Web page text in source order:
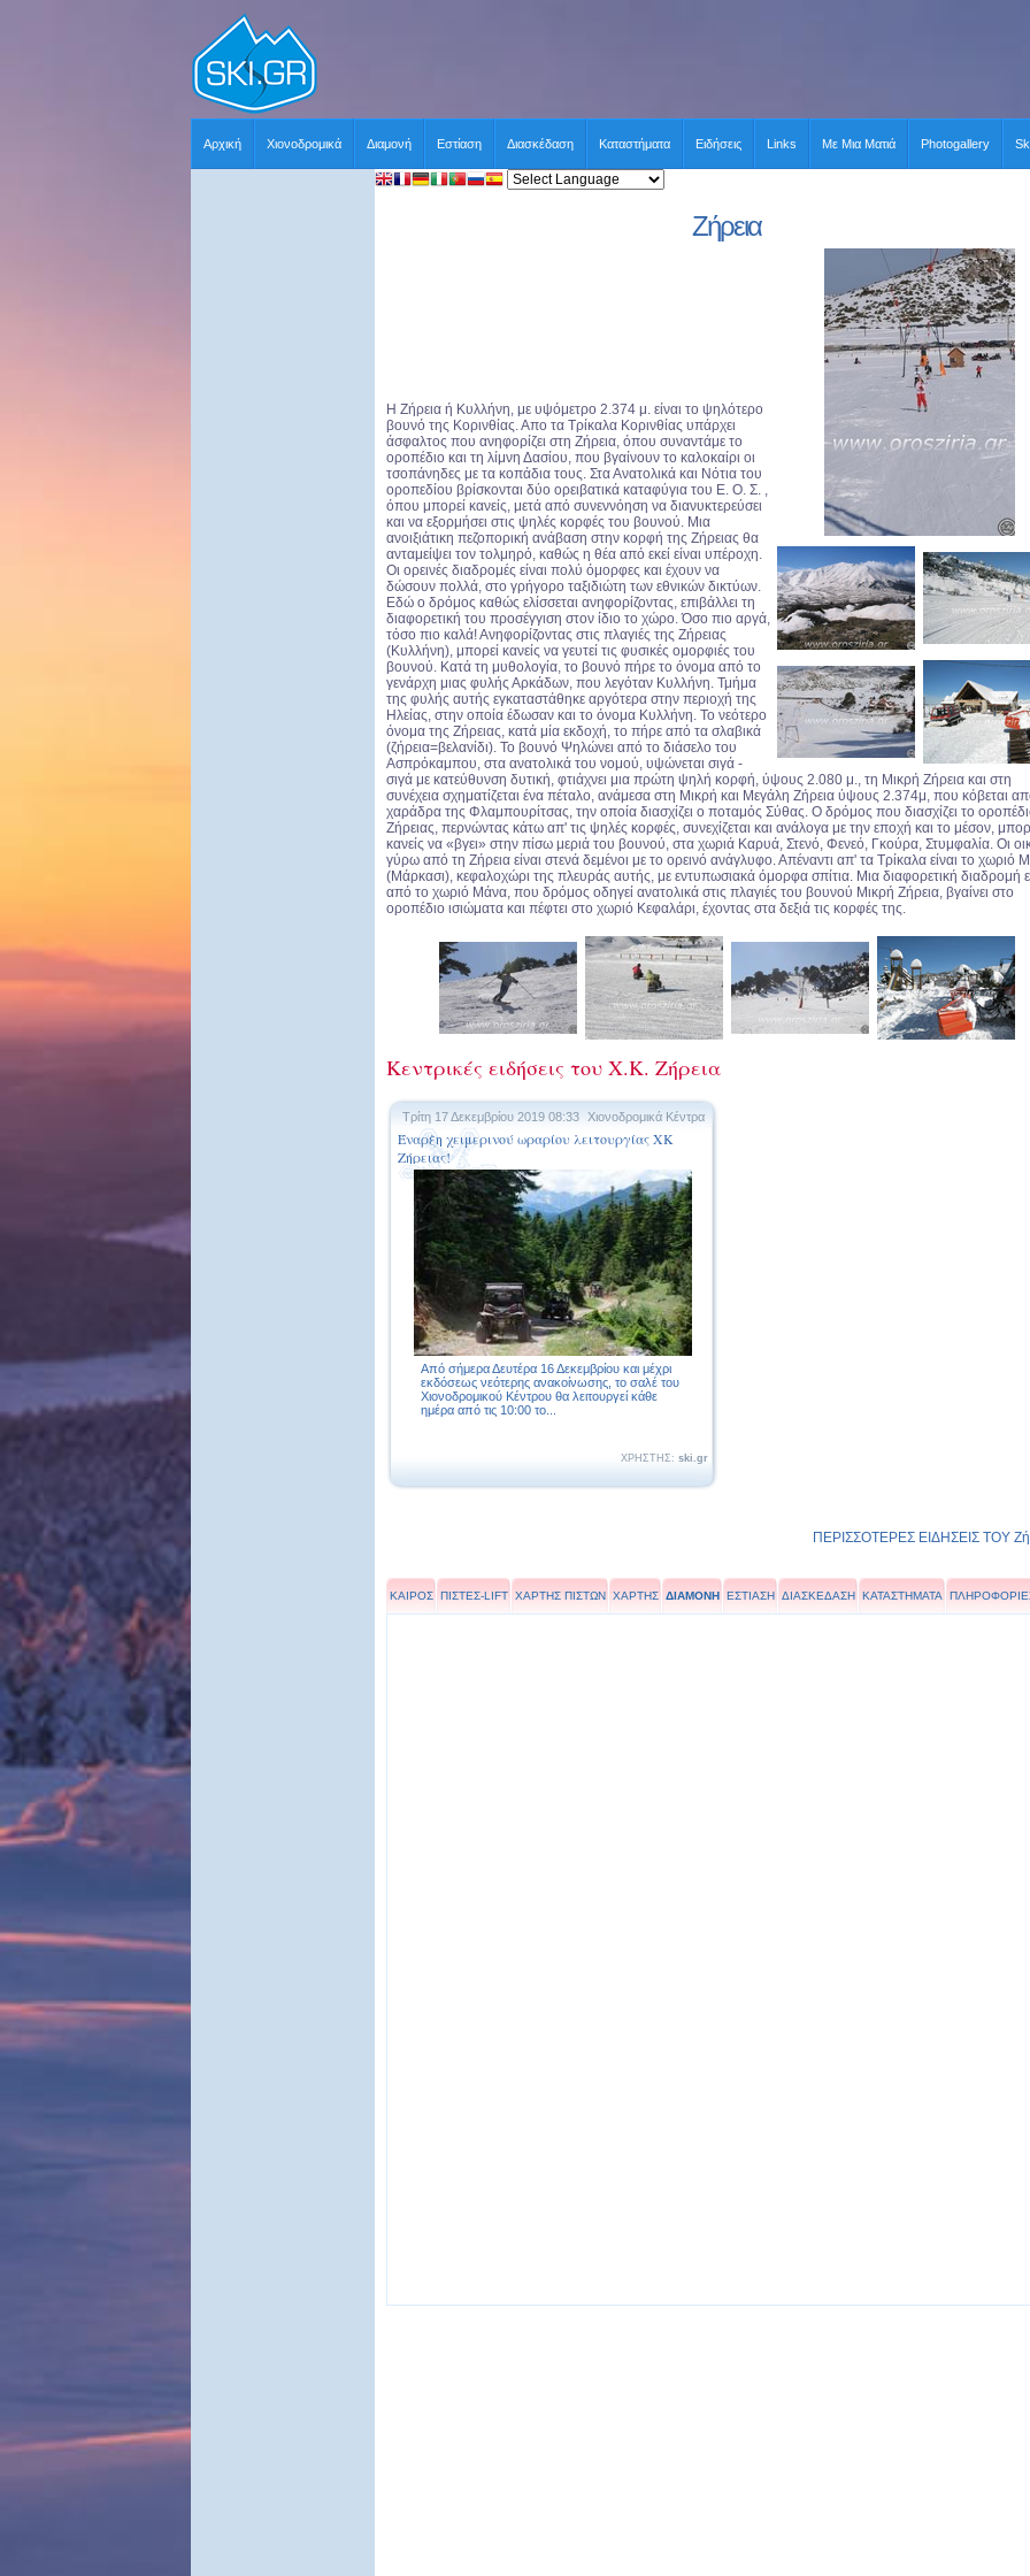
Αρχική Χιονοδρομικά Διαμονή Εστίαση Διασκέδαση Καταστήματα Ειδήσεις Links Με Μια Ματιά Photogallery
Ζήρεια
Η Ζήρεια ή Κυλλήνη, με υψόμετρο 2.374 μ. είναι το ψηλότερο
βουνό της Κορινθίας. Απο τα Τρίκαλα Κορινθίας υπάρχει
άσφαλτος που ανηφορίζει στη Ζήρεια, όπου συναντάμε το
οροπέδιο και τη λίμνη Δασίου, που βγαίνουν το καλοκαίρι οι
τσοπάνηδες με τα κοπάδια τους. Στα Ανατολικά και Νότια του
οροπεδίου βρίσκονται δύο ορειβατικά καταφύγια του Ε. Ο. Σ. ,
όπου μπορεί κανείς, μετά από συνεννόηση να διανυκτερεύσει
και να εξορμήσει στις ψηλές κορφές του βουνού. Μια
ανοιξιάτικη πεζοπορική ανάβαση στην κορφή της Ζήρειας θα
ανταμείψει τον τολμηρό, καθώς η θέα από εκεί είναι υπέροχη.
Οι ορεινές διαδρομές είναι πολύ όμορφες και έχουν να
δώσουν πολλά, στο γρήγορο ταξιδιώτη των εθνικών δικτύων.
Εδώ ο δρόμος καθώς ελίσσεται ανηφορίζοντας, επιβάλλει τη
διαφορετική του προσέγγιση στον ίδιο το χώρο. Όσο πιο αργά,
τόσο πιο καλά! Ανηφορίζοντας στις πλαγιές της Ζήρειας
(Κυλλήνη), μπορεί κανείς να γευτεί τις φυσικές ομορφιές του
βουνού. Κατά τη μυθολογία, το βουνό πήρε το όνομα από το
γενάρχη μιας φυλής Αρκάδων, που λεγόταν Κυλλήνη. Τμήμα
της φυλής αυτής εγκαταστάθηκε αργότερα στην περιοχή της
Ηλείας, στην οποία έδωσαν και το όνομα Κυλλήνη. Το νεότερο
όνομα της Ζήρειας, κατά μία εκδοχή, το πήρε από τα σλαβικά
(ζήρεια=βελανίδι). Το βουνό Ψηλώνει από το διάσελο του
Ασπρόκαμπου, στα ανατολικά του νομού, υψώνεται σιγά -
σιγά με κατεύθυνση δυτική, φτιάχνει μια πρώτη ψηλή κορφή, ύψους 2.080 μ., τη Μικρή Ζήρεια και στη
συνέχεια σχηματίζεται ένα πέταλο, ανάμεσα στη Μικρή και Μεγάλη Ζήρεια ύψους 2.374μ, που κόβεται
χαράδρα της Φλαμπουρίτσας, την οποία διασχίζει ο ποταμός Σύθας. Ο δρόμος που διασχίζει το
Ζήρειας, περνώντας κάτω απ' τις ψηλές κορφές, συνεχίζεται και ανάλογα με την εποχή και το μέσον,
κανείς να «βγει» στην πίσω μεριά του βουνού, στα χωριά Καρυά, Στενό, Φενεό, Γκούρα, Στυμφαλία. Οι
γύρω από τη Ζήρεια είναι στενά δεμένοι με το ορεινό ανάγλυφο. Απέναντι απ' τα Τρίκαλα είναι το χωριό
(Μάρκασι), κε­φαλοχώρι της πλευράς αυτής, με εντυπωσιακά όμορφα σπίτια. Μια διαφορετική διαδρομή
από το χωριό Μάνα, που δρόμος οδηγεί ανατολικά στις πλαγιές του βουνού Μικρή Ζήρεια, βγαίνει στο
οροπέδιο ισιώματα και πέφτει στο χωριό Κεφαλάρι, έχοντας στα δεξιά τις κορφές της.
Κεντρικές ειδήσεις του Χ.Κ. Ζήρεια
Τρίτη 17 Δεκεμβρίου 2019 08:33 Χιονοδρομικά Κέντρα
Έναρξη χειμερινού ωραρίου λειτουργίας ΧΚ
Ζήρειας!
Από σήμερα Δευτέρα 16 Δεκεμβρίου και μέχρι
εκδόσεως νεότερης ανακοίνωσης, το σαλέ του
Χιονοδρομικού Κέντρου θα λειτουργεί κάθε
ημέρα από τις 10:00 το...
ΧΡΗΣΤΗΣ: ski.gr
ΠΕΡΙΣΣΟΤΕΡΕΣ ΕΙΔΗΣΕΙΣ ΤΟΥ
ΚΑΙΡΟΣ ΠΙΣΤΕΣ-LIFT ΧΑΡΤΗΣ ΠΙΣΤΩΝ ΧΑΡΤΗΣ ΔΙΑΜΟΝΗ ΕΣΤΙΑΣΗ ΔΙΑΣΚΕΔΑΣΗ ΚΑΤΑΣΤΗΜΑΤΑ